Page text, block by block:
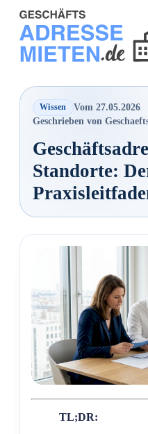
Wissen
Vom 27.05.2026
Geschrieben von
Standorte:
TL;DR: